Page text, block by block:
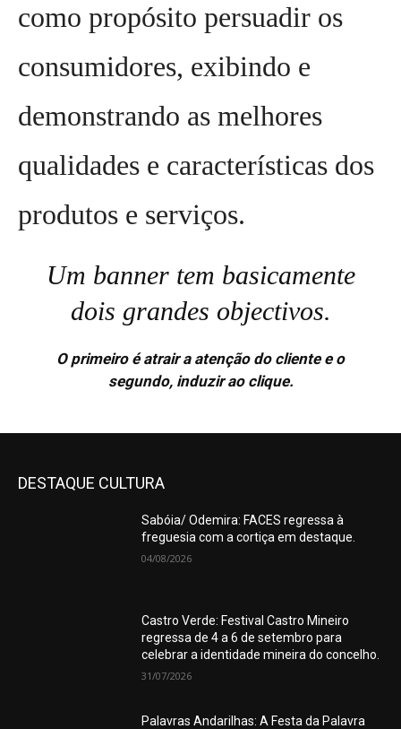
como propósito persuadir os
consumidores, exibindo e
demonstrando as melhores
qualidades e características dos
produtos e serviços.
Um banner tem basicamente
dois grandes objectivos.
O primeiro éatrair a atenção do clientee o
segundo, induzir ao clique.
DESTAQUE CULTURA
Sabóia/ Odemira: FACES regressa à
freguesia com a cortiça em destaque.
04/08/2026
Castro Verde: Festival Castro Mineiro
regressa de 4 a 6 de setembro para
celebrar a identidade mineira do concelho.
31/07/2026
Palavras Andarilhas: A Festa da Palavra